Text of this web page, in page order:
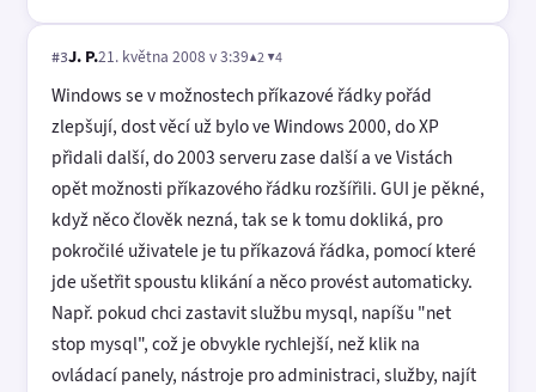
#3J. P.21. května 2008 v 3:39▲2 ▼4
Windows se v možnostech příkazové řádky pořád
zlepšují, dost věcí už bylo ve Windows 2000, do XP
přidali další, do 2003 serveru zase další a ve Vistách
opět možnosti příkazového řádku rozšířili. GUI je pěkné,
když něco člověk nezná, tak se k tomu dokliká, pro
pokročilé uživatele je tu příkazová řádka, pomocí které
jde ušetřit spoustu klikání a něco provést automaticky.
Např. pokud chci zastavit službu mysql, napíšu "net
stop mysql", což je obvykle rychlejší, než klik na
ovládací panely, nástroje pro administraci, služby, najít